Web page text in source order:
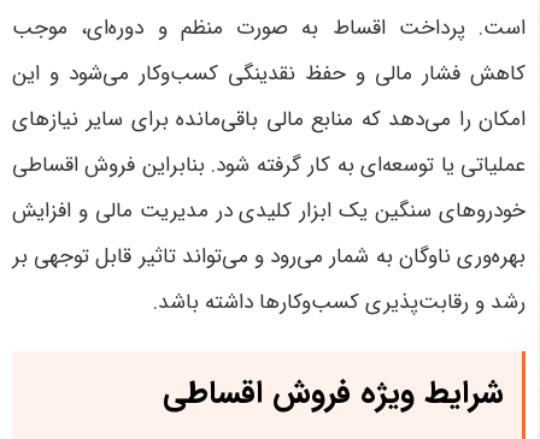
است. پرداخت اقساط به صورت منظم و دوره‌ای، موجب
کاهش فشار مالی و حفظ نقدینگی کسب‌وکار می‌شود و این
امکان را می‌دهد که منابع مالی باقی‌مانده برای سایر نیازهای
عملیاتی یا توسعه‌ای به کار گرفته شود. بنابراین فروش اقساطی
خودروهای سنگین یک ابزار کلیدی در مدیریت مالی و افزایش
بهره‌وری ناوگان به شمار می‌رود و می‌تواند تاثیر قابل توجهی بر
رشد و رقابت‌پذیری کسب‌وکارها داشته باشد.
شرایط ویژه فروش اقساطی